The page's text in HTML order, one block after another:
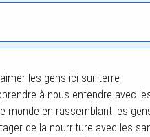
les gens ici sur terre
à nous entendre avec
monde en rassemblant les
de la nourriture avec les